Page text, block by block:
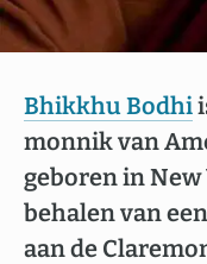
Bhikkhu Bodhi
monnik van
geboren in New
behalen van
aan de